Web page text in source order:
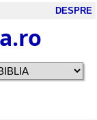
DESPRE